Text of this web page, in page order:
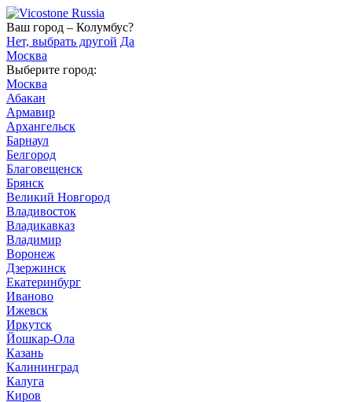
Ваш город – Колумбус?
Нет, выбрать другой Да
Москва
Выберите город:
Москва
Абакан
Армавир
Архангельск
Барнаул
Белгород
Благовещенск
Брянск
Великий Новгород
Владивосток
Владикавказ
Владимир
Воронеж
Дзержинск
Екатеринбург
Иваново
Ижевск
Иркутск
Йошкар-Ола
Казань
Калининград
Калуга
Киров